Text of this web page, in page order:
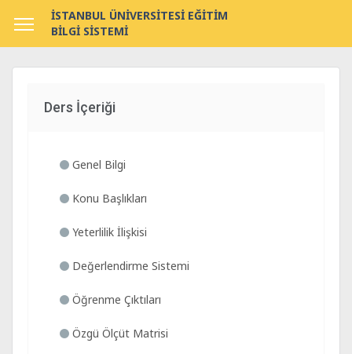
İSTANBUL ÜNİVERSİTESİ EĞİTİM
BİLGİ SİSTEMİ
Ders İçeriği
Genel Bilgi
Konu Başlıkları
Yeterlilik İlişkisi
Değerlendirme Sistemi
Öğrenme Çıktıları
Özgü Ölçüt Matrisi